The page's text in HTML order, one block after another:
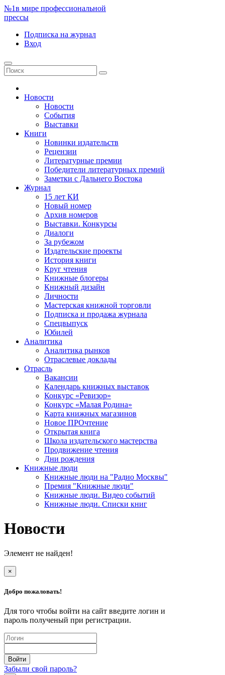
№1в мире профессиональной
прессы
Подписка на журнал
Вход
Новости
Новости
События
Выставки
Книги
Новинки издательств
Рецензии
Литературные премии
Победители литературных премий
Заметки с Дальнего Востока
Журнал
15 лет КИ
Новый номер
Архив номеров
Выставки. Конкурсы
Диалоги
За рубежом
Издательские проекты
История книги
Круг чтения
Книжные блогеры
Книжный дизайн
Личности
Мастерская книжной торговли
Подписка и продажа журнала
Спецвыпуск
Юбилей
Аналитика
Аналитика рынков
Отраслевые доклады
Отрасль
Вакансии
Календарь книжных выставок
Конкурс «Ревизор»
Конкурс «Малая Родина»
Карта книжных магазинов
Новое ПРОчтение
Открытая книга
Школа издательского мастерства
Продвижение чтения
Дни рождения
Книжные люди
Книжные люди на "Радио Москвы"
Премия "Книжные люди"
Книжные люди. Видео событий
Книжные люди. Списки книг
Новости
Элемент не найден!
×
Добро пожаловать!
Для того чтобы войти на сайт введите логин и
пароль полученый при регистрации.
Забыли свой пароль?